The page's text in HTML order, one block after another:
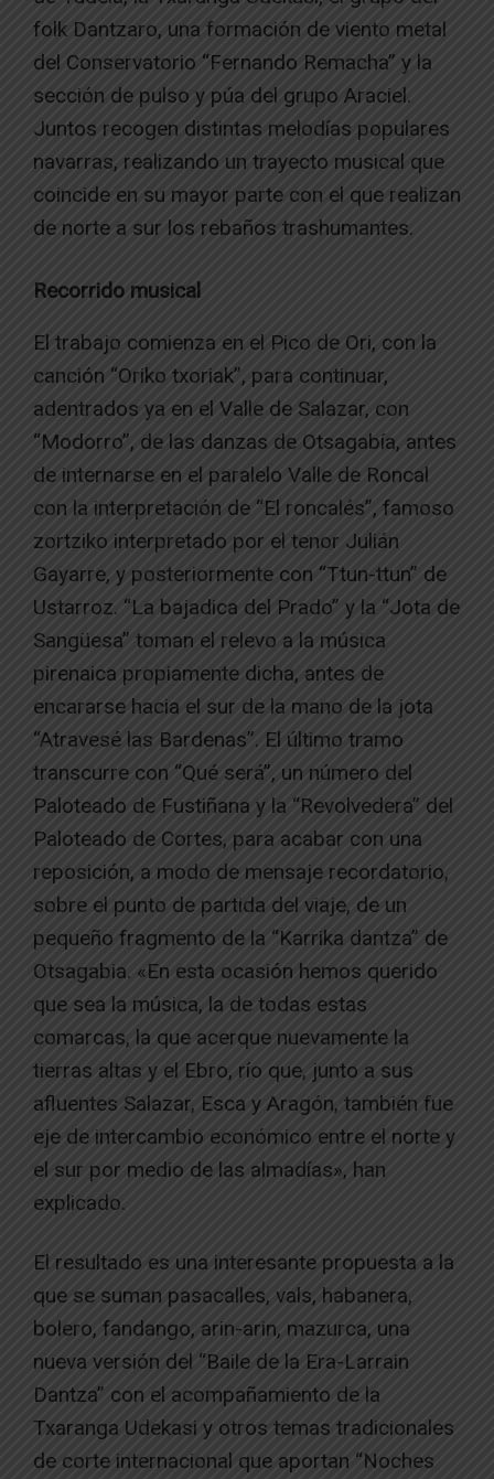
folk Dantzaro, una formación de viento metal
del Conservatorio “Fernando Remacha” y la
sección de pulso y púa del grupo Araciel.
Juntos recogen distintas melodías populares
navarras, realizando un trayecto musical que
coincide en su mayor parte con el que realizan
de norte a sur los rebaños trashumantes.
Recorrido musical
El trabajo comienza en el Pico de Ori, con la
canción “Oriko txoriak”, para continuar,
adentrados ya en el Valle de Salazar, con
“Modorro”, de las danzas de Otsagabía, antes
de internarse en el paralelo Valle de Roncal
con la interpretación de “El roncalés”, famoso
zortziko interpretado por el tenor Julián
Gayarre, y posteriormente con “Ttun-ttun” de
Ustarroz. “La bajadica del Prado” y la “Jota de
Sangüesa” toman el relevo a la música
pirenaica propiamente dicha, antes de
encararse hacia el sur de la mano de la jota
“Atravesé las Bardenas”. El último tramo
transcurre con “Qué será”, un número del
Paloteado de Fustiñana y la “Revolvedera” del
Paloteado de Cortes, para acabar con una
reposición, a modo de mensaje recordatorio,
sobre el punto de partida del viaje, de un
pequeño fragmento de la “Karrika dantza” de
Otsagabia. «En esta ocasión hemos querido
que sea la música, la de todas estas
comarcas, la que acerque nuevamente la
tierras altas y el Ebro, río que, junto a sus
afluentes Salazar, Esca y Aragón, también fue
eje de intercambio económico entre el norte y
el sur por medio de las almadías», han
explicado.
El resultado es una interesante propuesta a la
que se suman pasacalles, vals, habanera,
bolero, fandango, arin-arin, mazurca, una
nueva versión del “Baile de la Era-Larrain
Dantza” con el acompañamiento de la
Txaranga Udekasi y otros temas tradicionales
de corte internacional que aportan “Noches